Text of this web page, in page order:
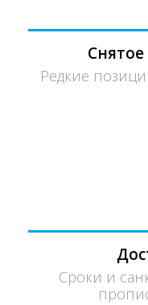
Редкие
Сроки и